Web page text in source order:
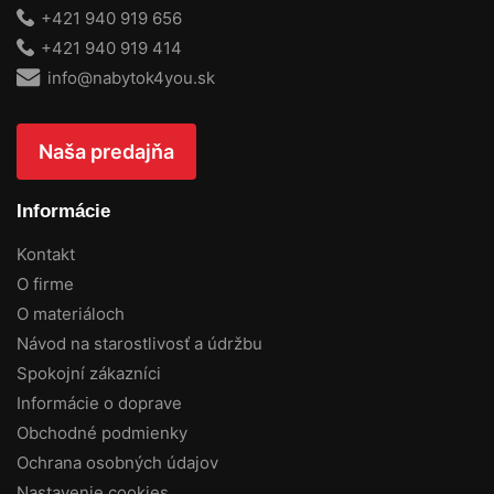
+421 940 919 656
+421 940 919 414
info@nabytok4you.sk
Naša predajňa
Informácie
Kontakt
O firme
O materiáloch
Návod na starostlivosť a údržbu
Spokojní zákazníci
Informácie o doprave
Obchodné podmienky
Ochrana osobných údajov